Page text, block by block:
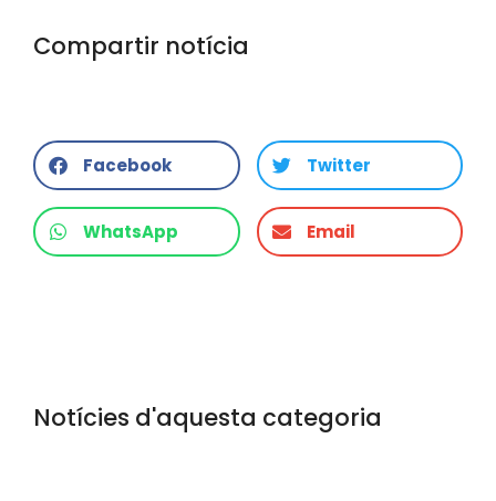
Compartir notícia
Facebook Twitter
WhatsApp Email
Notícies d'aquesta categoria